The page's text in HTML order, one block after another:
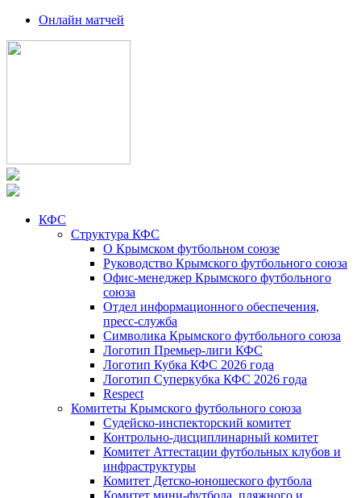
Онлайн матчей
КФС
Структура КФС
О Крымском футбольном союзе
Руководство Крымского футбольного союза
Офис-менеджер Крымского футбольного
союза
Отдел информационного обеспечения,
пресс-служба
Символика Крымского футбольного союза
Логотип Премьер-лиги КФС
Логотип Кубка КФС 2026 года
Логотип Суперкубка КФС 2026 года
Respect
Комитеты Крымского футбольного союза
Судейско-инспекторский комитет
Контрольно-дисциплинарный комитет
Комитет Аттестации футбольных клубов и
инфраструктуры
Комитет Детско-юношеского футбола
Комитет мини-футбола, пляжного и